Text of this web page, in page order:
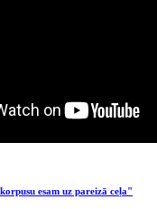
esam uz pareizā ceļa"